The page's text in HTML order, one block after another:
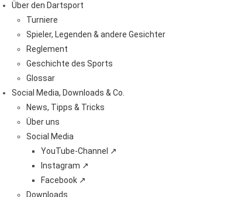
Über den Dartsport
Turniere
Spieler, Legenden & andere Gesichter
Reglement
Geschichte des Sports
Glossar
Social Media, Downloads & Co.
News, Tipps & Tricks
Über uns
Social Media
YouTube-Channel ↗
Instagram ↗
Facebook ↗
Downloads